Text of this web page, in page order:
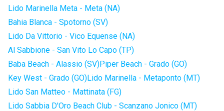
Lido Marinella Meta - Meta (NA)
Bahia Blanca - Spotorno (SV)
Lido Da Vittorio - Vico Equense (NA)
Al Sabbione - San Vito Lo Capo (TP)
Baba Beach - Alassio (SV)Piper Beach - Grado (GO)
Key West - Grado (GO)Lido Marinella - Metaponto (MT)
Lido San Matteo - Mattinata (FG)
Lido Sabbia D'Oro Beach Club - Scanzano Jonico (MT)